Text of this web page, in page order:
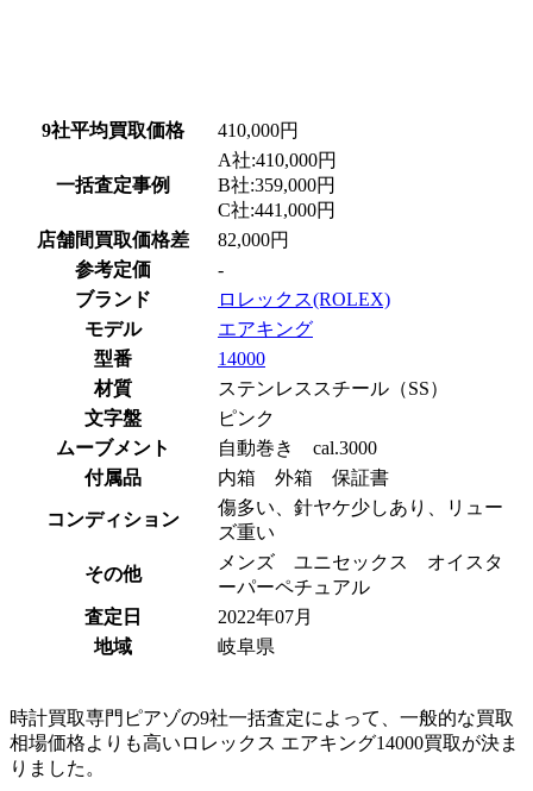
9社平均買取価格 410,000円
一括査定事例
A社:410,000円
B社:359,000円
C社:441,000円
店舗間買取価格差
82,000円
参考定価
-
ブランド
ロレックス(ROLEX)
モデル
エアキング
型番
14000
材質
ステンレススチール（SS）
文字盤
ピンク
ムーブメント
自動巻き cal.3000
付属品
内箱 外箱 保証書
コンディション
傷多い、針ヤケ少しあり、リュー
ズ重い
その他
メンズ ユニセックス オイスタ
ーパーペチュアル
査定日
2022年07月
地域
岐阜県
時計買取専門ピアゾの9社一括査定によって、一般的な買取
相場価格よりも高いロレックス エアキング14000買取が決ま
りました。